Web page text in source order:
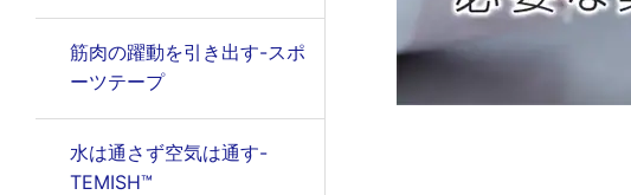
筋肉の躍動を引き出す-スポ
ーツテープ
水は通さず空気は通す-
TEMISH™